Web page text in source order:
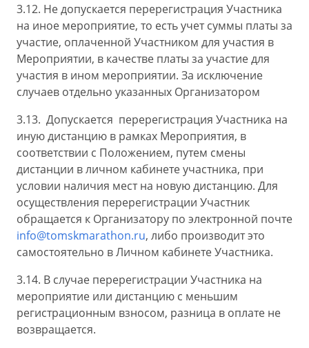
3.12. Не допускается перерегистрация Участника
на иное мероприятие, то есть учет суммы платы за
участие, оплаченной Участником для участия в
Мероприятии, в качестве платы за участие для
участия в ином мероприятии. За исключение
случаев отдельно указанных Организатором
3.13. Допускается перерегистрация Участника на
иную дистанцию в рамках Мероприятия, в
соответствии с Положением, путем смены
дистанции в личном кабинете участника, при
условии наличия мест на новую дистанцию. Для
осуществления перерегистрации Участник
обращается к Организатору по электронной почте
info@tomskmarathon.ru, либо производит это
самостоятельно в Личном кабинете Участника.
3.14. В случае перерегистрации Участника на
мероприятие или дистанцию с меньшим
регистрационным взносом, разница в оплате не
возвращается.